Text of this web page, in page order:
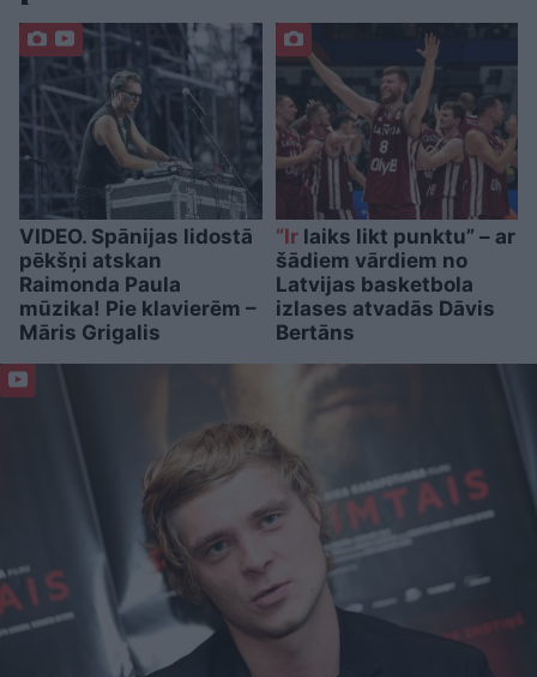
VIDEO. Spānijas lidostā
pēkšņi atskan
Raimonda Paula
mūzika! Pie klavierēm –
Māris Grigalis
“Irlaiks likt punktu” – ar
šādiem vārdiem no
Latvijas basketbola
izlases atvadās Dāvis
Bertāns